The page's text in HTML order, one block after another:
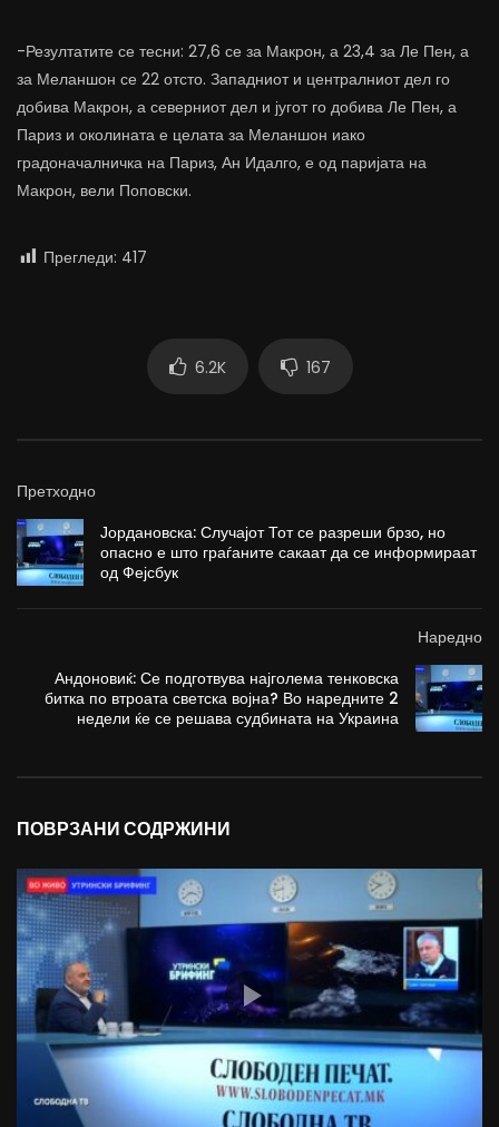
-Резултатите се тесни: 27,6 се за Макрон, а 23,4 за Ле Пен, а
за Меланшон се 22 отсто. Западниот и централниот дел го
добива Макрон, а северниот дел и југот го добива Ле Пен, а
Париз и околината е целата за Меланшон иако
градоначалничка на Париз, Ан Идалго, е од паријата на
Макрон, вели Поповски.
Прегледи: 417
6.2K 167
Претходно
Јордановска: Случајот Тот се разреши брзо, но
опасно е што граѓаните сакаат да се информираат
од Фејсбук
Наредно
Андоновиќ: Се подготвува најголема тенковска
битка по втроата светска војна? Во наредните 2
недели ќе се решава судбината на Украина
ПОВРЗАНИ СОДРЖИНИ